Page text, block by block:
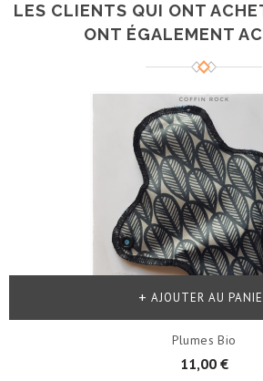
LES CLIENTS QUI ONT
ONT ÉGALEMENT
Plumes Bio
11,00 €
AJOUTER AU